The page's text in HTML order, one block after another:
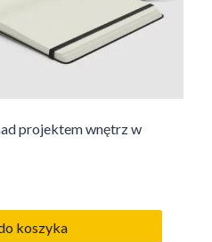
projektem wnętrz w
koszyka